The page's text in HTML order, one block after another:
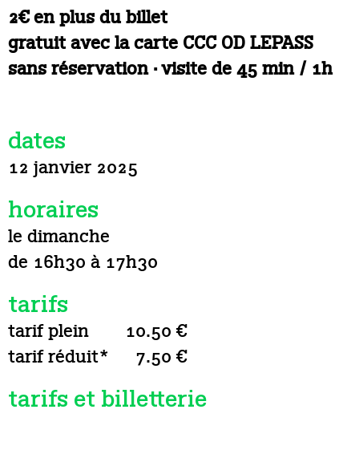
2€ en plus du billet
gratuit avec la carte CCC OD LEPASS
sans réservation · visite de 45 min / 1h
dates
12 janvier 2025
horaires
le dimanche
de 16h30 à 17h30
tarifs
tarif plein
10.50 €
tarif réduit*
7.50 €
tarifs et billetterie